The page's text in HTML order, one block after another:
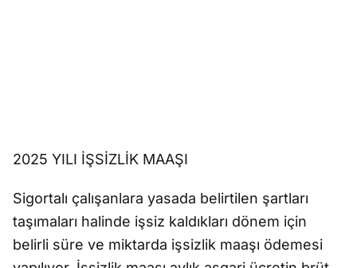
2025 YILI İŞSİZLİK MAAŞI
Sigortalı çalışanlara yasada belirtilen şartları
taşımaları halinde işsiz kaldıkları dönem için
belirli süre ve miktarda işsizlik maaşı ödemesi